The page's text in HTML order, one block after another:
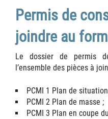
Permis de
joindre au
Le dossier de permis
l’ensemble des pièces à
PCMI 1 Plan de
PCMI 2 Plan de masse ;
PCMI 3 Plan en coupe